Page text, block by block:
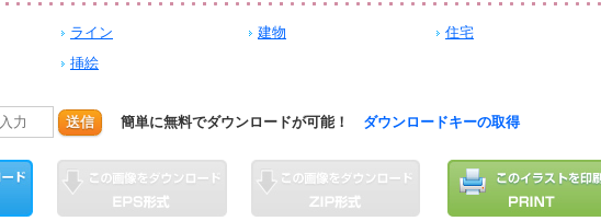
ライン 建物
住宅
挿絵
送信 簡単に無料でダウンロードが可能！ ダウンロードキーの取得